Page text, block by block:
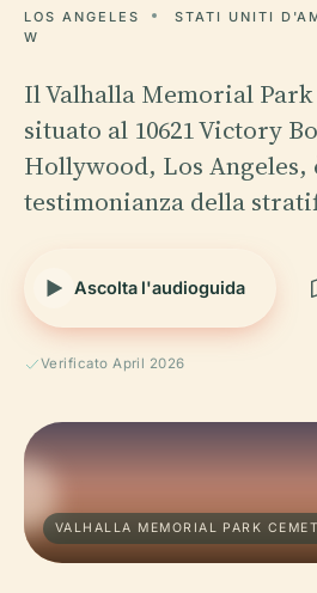
LOS ANGELES STATI UNITI
W
Il Valhalla Memorial Park
situato al 10621 Victory
Hollywood, Los Angeles,
testimonianza della
Ascolta l'audioguida
Verificato April 2026
VALHALLA MEMORIAL PARK